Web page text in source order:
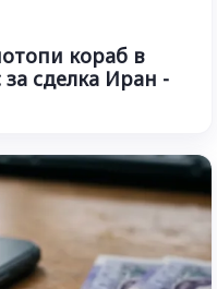
кораб в
сделка Иран -